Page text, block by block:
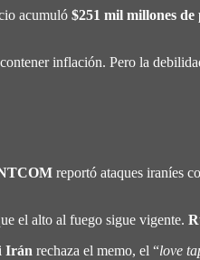
acumuló $251 mil millones de
inflación. Pero la
reportó ataques iraníes
el alto al fuego sigue vigente.
Irán rechaza el memo, el “love